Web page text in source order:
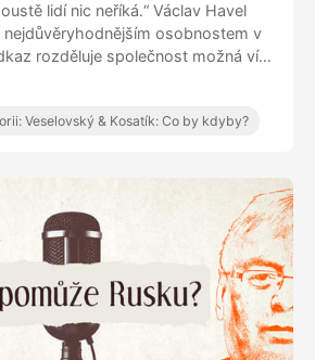
lidí nic neříká.“ Václav Havel
osobnostem v
rozděluje společnost možná víc
prezidentovi i symbolu, který
emoce. Vyhrál nakonec Klaus
Veselovský & Kosatík: Co by kdyby?